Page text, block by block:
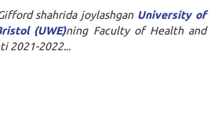
shahrida joylashgan University of
(UWE)ning Faculty of Health and
2021-2022...